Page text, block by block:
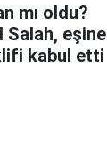
mı oldu?
Salah, eşine
kabul etti